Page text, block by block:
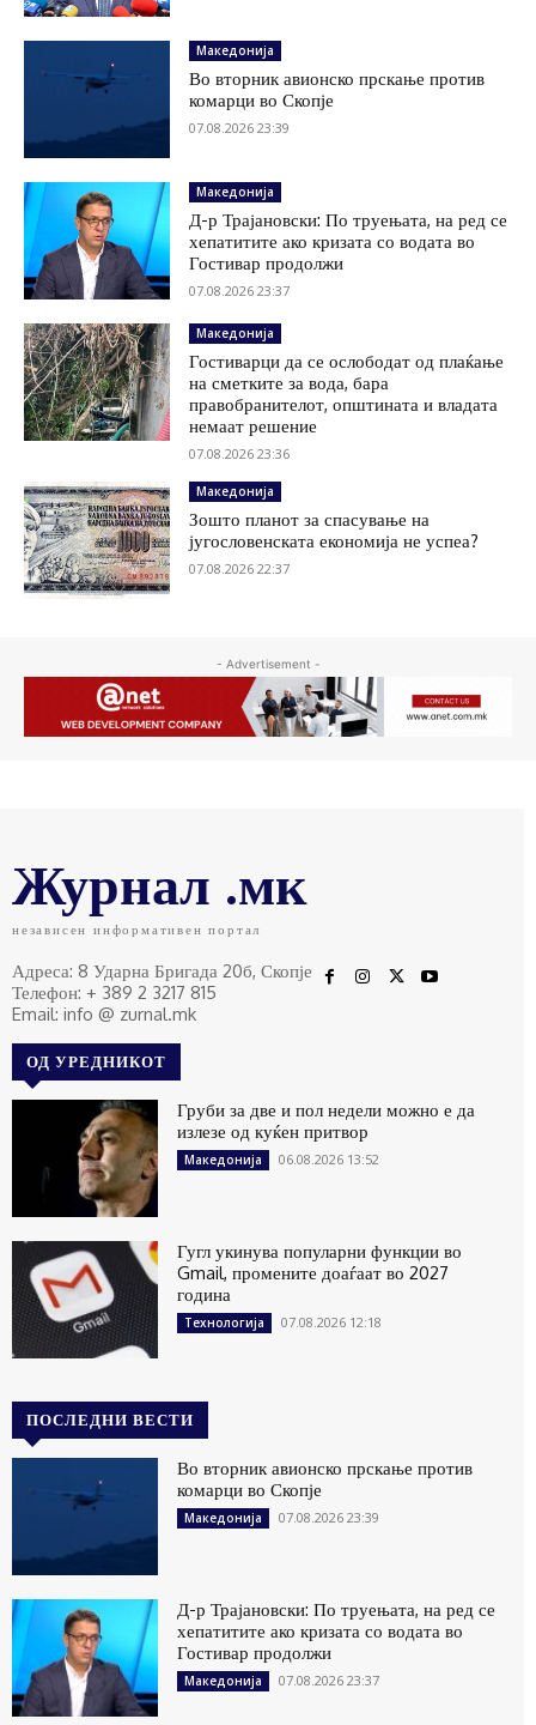
Македонија
Во вторник авионско прскање против
комарци во Скопје
07.08.2026 23:39
Македонија
Д-р Трајановски: По труењата, на ред се
хепатитите ако кризата со водата во
Гостивар продолжи
07.08.2026 23:37
Македонија
Гостиварци да се ослободат од плаќање
на сметките за вода, бара
правобранителот, општината и владата
немаат решение
07.08.2026 23:36
Македонија
Зошто планот за спасување на
југословенската економија не успеа?
07.08.2026 22:37
- Advertisement -
Журнал .мк
независен информативен портал
Адреса: 8 Ударна Бригада 20б, Скопје
Телефон: + 389 2 3217 815
Email: info @ zurnal.mk
ОД УРЕДНИКОТ
Груби за две и пол недели можно е да
излезе од куќен притвор
Македонија 06.08.2026 13:52
Гугл укинува популарни функции во
Gmail, промените доаѓаат во 2027
година
Технологија 07.08.2026 12:18
ПОСЛЕДНИ ВЕСТИ
Во вторник авионско прскање против
комарци во Скопје
Македонија 07.08.2026 23:39
Д-р Трајановски: По труењата, на ред се
хепатитите ако кризата со водата во
Гостивар продолжи
Македонија 07.08.2026 23:37